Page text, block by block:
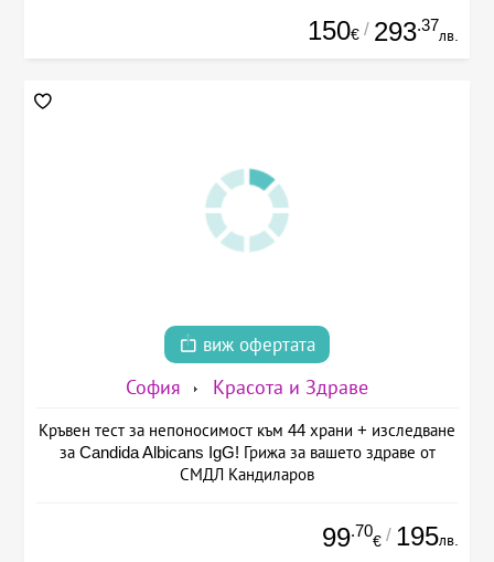
150€ / 293.37
лв.
виж офертата
София Красота и Здраве
Кръвен тест за непоносимост към 44 храни + изследване
за Candida Albicans IgG! Грижа за вашето здраве от
СМДЛ Кандиларов
99.70
€ / 195лв.